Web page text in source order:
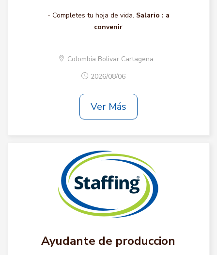
- Completes tu hoja de vida. Salario : a
convenir
Colombia Bolivar Cartagena
2026/08/06
Ver Más
Ayudante de produccion